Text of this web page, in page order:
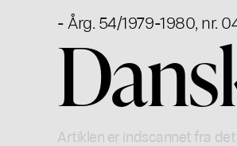
- Årg. 54/1979-1980, nr.
Artiklen er indscannet fra